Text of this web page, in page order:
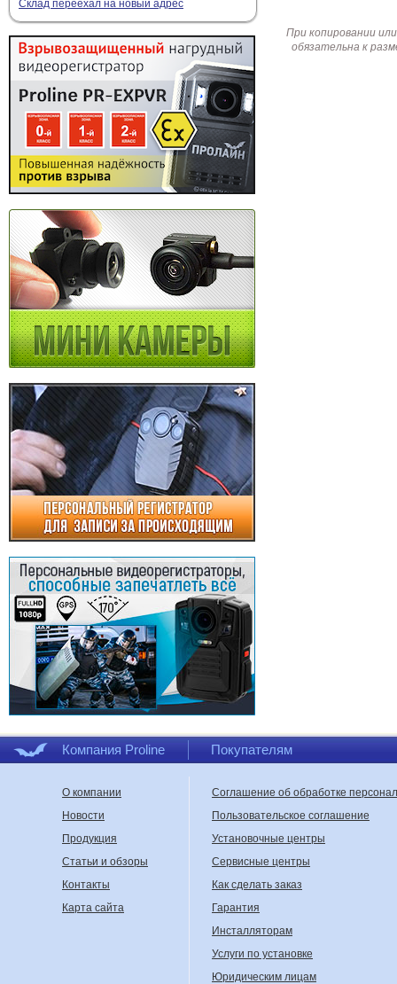
Склад переехал на новый адрес
При копировании
обязательна к
Компания Proline Покупателям
О компании
Новости
Продукция
Статьи и обзоры
Контакты
Карта сайта
Соглашение об обработке
Пользовательское соглашение
Установочные центры
Сервисные центры
Как сделать заказ
Гарантия
Инсталляторам
Услуги по установке
Юридическим лицам